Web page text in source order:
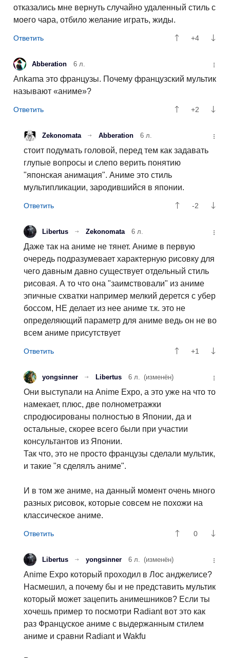
отказались мне вернуть случайно удаленный стиль с
моего чара, отбило желание играть, жиды.
+4
Abberation 6 л.
Ankama это французы. Почему французский мультик
называют «аниме»?
+2
Zekonomata Abberation 6 л.
стоит подумать головой, перед тем как задавать
глупые вопросы и слепо верить понятию
"японская анимация". Аниме это стиль
мультипликации, зародившийся в японии.
-2
Libertus Zekonomata 6 л.
Даже так на аниме не тянет. Аниме в первую
очередь подразумевает характерную рисовку для
чего давным давно существует отдельный стиль
рисовая. А то что она "заимствовали" из аниме
эпичные схватки например мелкий дерется с убер
боссом, НЕ делает из нее аниме т.к. это не
определяющий параметр для аниме ведь он не во
всем аниме присутствует
+1
yongsinner Libertus 6 л. (изменён)
Они выступали на Anime Expo, а это уже на что то
намекает, плюс, две полнометражки
спродюсированы полностью в Японии, да и
остальные, скорее всего были при участии
консультантов из Японии.
Так что, это не просто французы сделали мультик,
и такие "я сделялъ аниме".
И в том же аниме, на данный момент очень много
разных рисовок, которые совсем не похожи на
классическое аниме.
0
Libertus yongsinner 6 л. (изменён)
Anime Expo который проходил в Лос анджелисе?
Насмешил, а почему бы и не представить мультик
который может зацепить анимешников? Если ты
хочешь пример то посмотри Radiant вот это как
раз Француское аниме с выдержанным стилем
аниме и сравни Radiant и Wakfu